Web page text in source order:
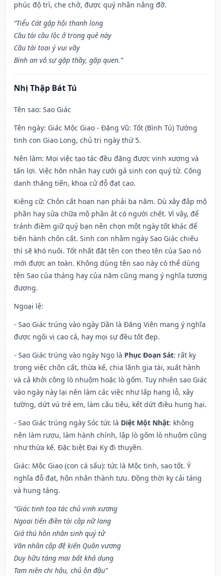
phúc độ trì, che chở, được quý nhân nâng đỡ.
“Tiểu Cát gặp hội thanh long
Cầu tài cầu lộc ở trong quẻ này
Cầu tài toại ý vui vầy
Bình an vô sự gặp thầy, gặp quen.”
Nhị Thập Bát Tú
Tên sao: Sao Giác
Tên ngày: Giác Mộc Giao - Đặng Vũ: Tốt (Bình Tú) Tướng
tinh con Giao Long, chủ trị ngày thứ 5.
Nên làm: Mọi việc tạo tác đều đặng được vinh xương và
tấn lợi. Việc hôn nhân hay cưới gả sinh con quý tử. Công
danh thăng tiến, khoa cử đỗ đạt cao.
Kiêng cữ: Chôn cất hoạn nạn phải ba năm. Dù xây đắp mộ
phần hay sửa chữa mộ phần ắt có người chết. Vì vậy, để
tránh điềm giữ quý bạn nên chọn một ngày tốt khác để
tiến hành chôn cất. Sinh con nhằm ngày Sao Giác chiếu
thì sẽ khó nuôi. Tốt nhất đặt tên con theo tên của Sao nó
mới được an toàn. Không dùng tên sao này có thể dùng
tên Sao của tháng hay của năm cũng mang ý nghĩa tương
đương.
Ngoại lệ:
- Sao Giác trúng vào ngày Dần là Đăng Viên mang ý nghĩa
được ngôi vị cao cả, hay mọi sự đều tốt đẹp.
- Sao Giác trúng vào ngày Ngọ là Phục Đoạn Sát: rất kỵ
trong việc chôn cất, thừa kế, chia lãnh gia tài, xuất hành
và cả khởi công lò nhuộm hoặc lò gốm. Tuy nhiên sao Giác
vào ngày này lại nên làm các việc như lấp hang lỗ, xây
tường, dứt vú trẻ em, làm cầu tiêu, kết dứt điều hung hại.
- Sao Giác trúng ngày Sóc tức là Diệt Một Nhật: không
nên làm rượu, làm hành chính, lập lò gốm lò nhuộm cũng
như thừa kế. Đặc biệt Đại Kỵ đi thuyền.
Giác: Mộc Giao (con cá sấu): tức là Mộc tinh, sao tốt. Ý
nghĩa đỗ đạt, hôn nhân thành tựu. Đồng thời kỵ cải táng
và hung táng.
“Giác tinh tọa tác chủ vinh xương
Ngoại tiến điền tài cập nữ lang
Giá thú hôn nhân sinh quý tử
Văn nhân cập đệ kiến Quân vương
Duy hữu táng mai bất khả dụng
Tam niên chi hậu, chủ ôn đậu”